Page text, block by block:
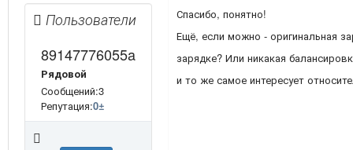
Пользователи
89147776055a
Рядовой
Сообщений:3
Репутация:0±
Спасибо, понятно!
Ещё, если можно - оригинальная
зарядке? Или никакая
и то же самое интересует